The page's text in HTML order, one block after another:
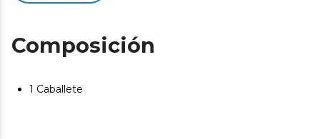
Composición
1 Caballete